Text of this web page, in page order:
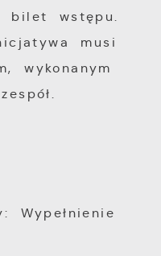
bilet wstępu.
musi
wykonanym
Wypełnienie